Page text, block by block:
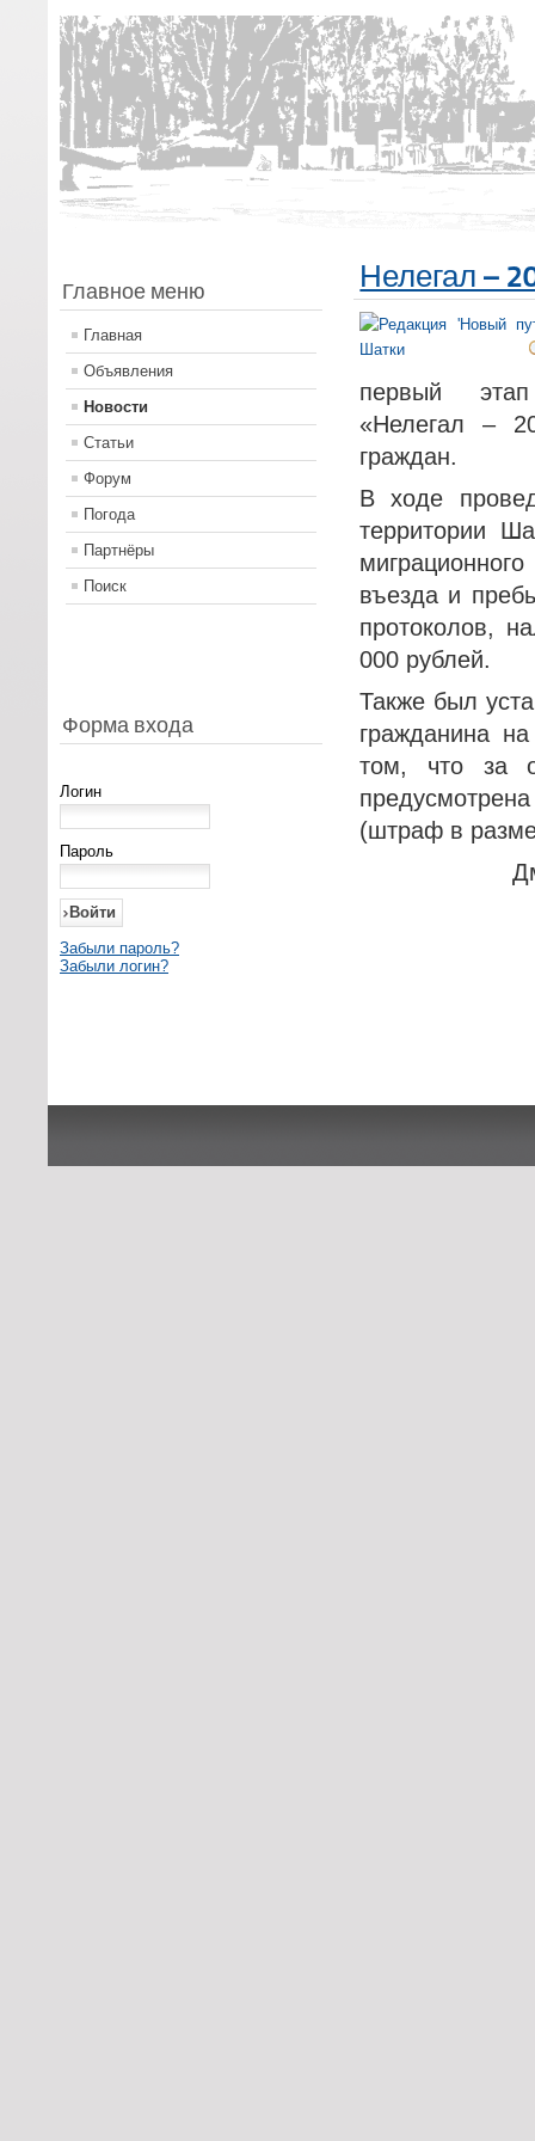
Главное меню
Главная
Объявления
Новости
Статьи
Форум
Погода
Партнёры
Поиск
Форма входа
Логин
Пароль
Забыли пароль?
Забыли логин?
Нелегал –
первый этап
«Нелегал –
граждан.
В ходе
территории
въезда и
протоколов,
000 рублей.
Также был
гражданина
том, что за
(штраф в